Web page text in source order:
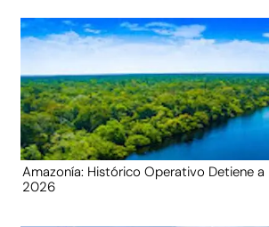
Amazonía: Histórico Operativo Detiene a
2026